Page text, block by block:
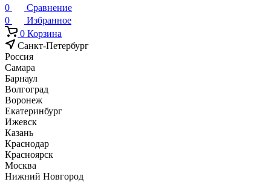
0
Сравнение
0
Избранное
0 Корзина
Санкт-Петербург
Россия
Самара
Барнаул
Волгоград
Воронеж
Екатеринбург
Ижевск
Казань
Краснодар
Красноярск
Москва
Нижний Новгород